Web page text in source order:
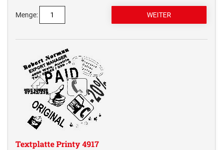
Menge:
Textplatte Printy 4917